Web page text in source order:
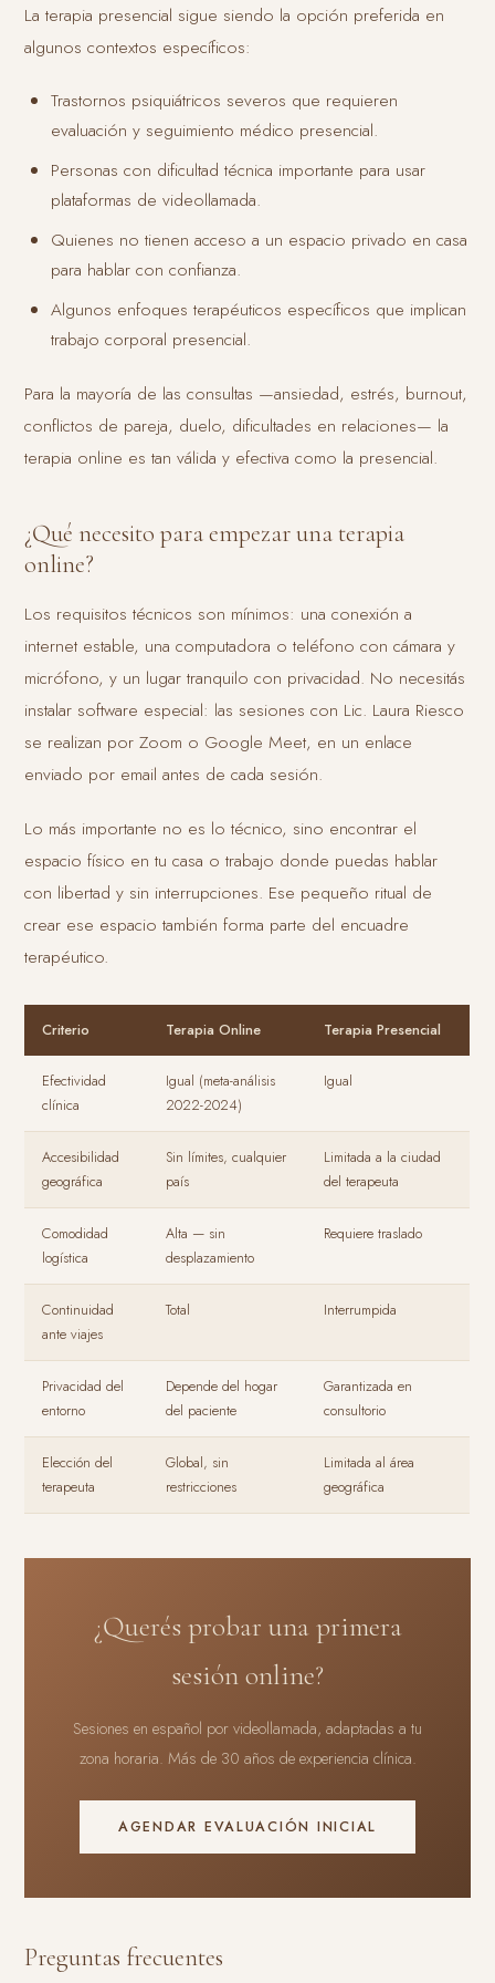
La terapia presencial sigue siendo la opción preferida en
algunos contextos específicos:
Trastornos psiquiátricos severos que requieren
evaluación y seguimiento médico presencial.
Personas con dificultad técnica importante para usar
plataformas de videollamada.
Quienes no tienen acceso a un espacio privado en casa
para hablar con confianza.
Algunos enfoques terapéuticos específicos que implican
trabajo corporal presencial.
Para la mayoría de las consultas —ansiedad, estrés, burnout,
conflictos de pareja, duelo, dificultades en relaciones— la
terapia online es tan válida y efectiva como la presencial.
¿Qué necesito para empezar una terapia
online?
Los requisitos técnicos son mínimos: una conexión a
internet estable, una computadora o teléfono con cámara y
micrófono, y un lugar tranquilo con privacidad. No necesitás
instalar software especial: las sesiones con Lic. Laura Riesco
se realizan por Zoom o Google Meet, en un enlace
enviado por email antes de cada sesión.
Lo más importante no es lo técnico, sino encontrar el
espacio físico en tu casa o trabajo donde puedas hablar
con libertad y sin interrupciones. Ese pequeño ritual de
crear ese espacio también forma parte del encuadre
terapéutico.
Criterio Terapia Online Terapia Presencial
Efectividad
clínica
Igual (meta-análisis
2022-2024)
Igual
Accesibilidad
geográfica
Sin límites, cualquier
país
Limitada a la ciudad
del terapeuta
Comodidad
logística
Alta — sin
desplazamiento
Requiere traslado
Continuidad
ante viajes
Total Interrumpida
Privacidad del
entorno
Depende del hogar
del paciente
Garantizada en
consultorio
Elección del
terapeuta
Global, sin
restricciones
Limitada al área
geográfica
¿Querés probar una primera
sesión online?
Sesiones en español por videollamada, adaptadas a tu
zona horaria. Más de 30 años de experiencia clínica.
AGENDAR EVALUACIÓN INICIAL
Preguntas frecuentes